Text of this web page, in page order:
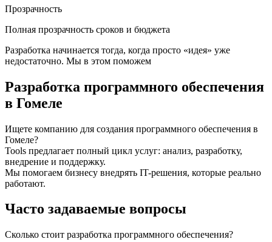
Прозрачность
Полная прозрачность сроков и бюджета
Разработка начинается тогда, когда просто «идея» уже
недостаточно. Мы в этом поможем
Разработка программного обеспечения
в Гомеле
Ищете компанию для создания программного обеспечения в
Гомеле?
Tools предлагает полный цикл услуг: анализ, разработку,
внедрение и поддержку.
Мы помогаем бизнесу внедрять IT-решения, которые реально
работают.
Часто задаваемые вопросы
Сколько стоит разработка программного обеспечения?